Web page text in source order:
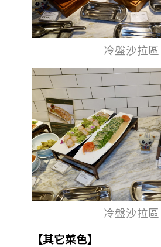
冷盤沙拉區
冷盤沙拉區
【其它菜色】